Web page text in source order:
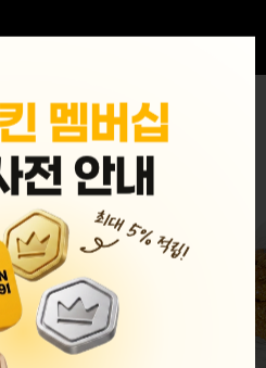
MENU